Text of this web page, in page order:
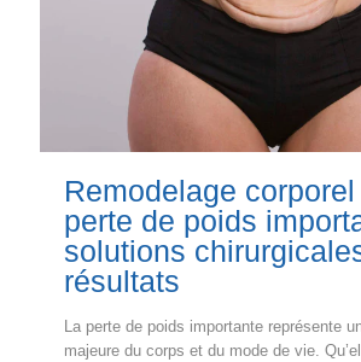
Remodelage
perte de poids
solutions
résultats
La perte de poids importante représente
majeure du corps et du mode de vie.